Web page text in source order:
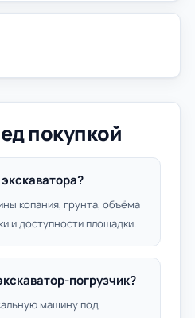
покупкой
копания, грунта, объёма
и доступности площадки.
погрузчик?
машину под